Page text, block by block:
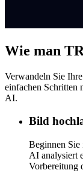
Wie man
Verwandeln Sie
einfachen Schritten
AI.
Bild
Beginnen
AI analysiert
Vorbereitung